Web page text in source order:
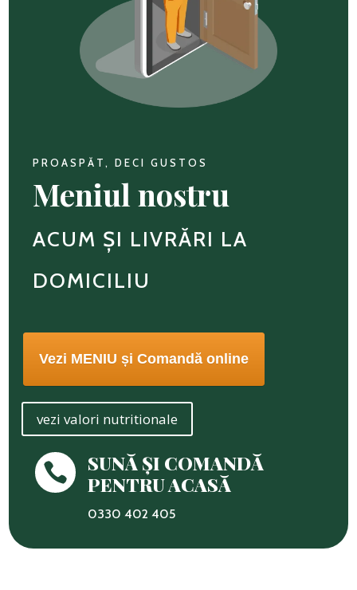
PROASPĂT, DECI GUSTOS
Meniul nostru
ACUM ȘI LIVRĂRI LA
DOMICILIU
Vezi MENIU și Comandă online
vezi valori nutritionale

SUNĂ ȘI COMANDĂ
PENTRU ACASĂ
0330 402 405